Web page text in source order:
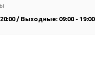
/ Выходные: 09:00 - 19:00